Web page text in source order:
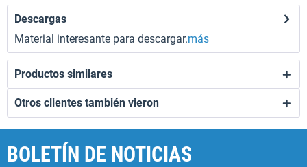
Descargas
Material interesante para descargar.más
Productos similares
Otros clientes también vieron
BOLETÍN DE NOTICIAS